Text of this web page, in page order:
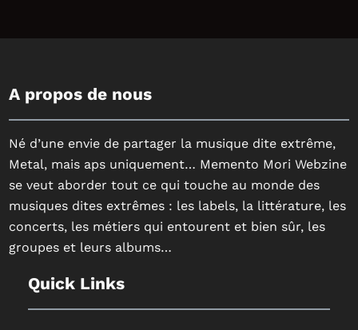
A propos de nous
Né d’une envie de partager la musique dite extrême,
Metal, mais aps uniquement… Memento Mori Webzine
se veut aborder tout ce qui touche au monde des
musiques dites extrêmes : les labels, la littérature, les
concerts, les métiers qui entourent et bien sûr, les
groupes et leurs albums…
Quick Links